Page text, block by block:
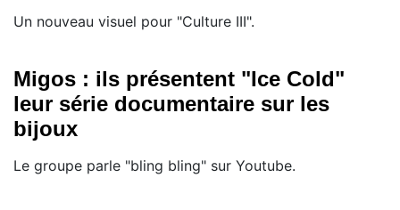
Un nouveau visuel pour "Culture III".
Migos : ils présentent "Ice Cold"
leur série documentaire sur les
bijoux
Le groupe parle "bling bling" sur Youtube.